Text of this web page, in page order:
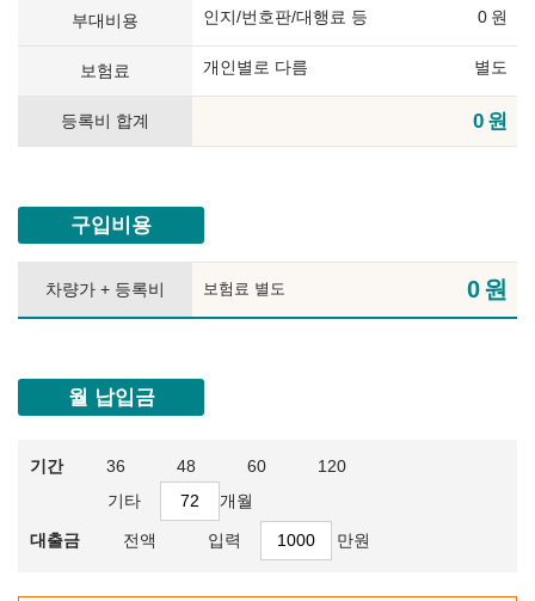
부대비용 인지/번호판/대행료 등 0 원
보험료 개인별로 다름 별도
등록비 합계 0 원
구입비용
차량가 + 등록비 보험료 별도 0원
월 납입금
기간 36 48 60
120
기타
개월
대출금 전액 입력 만원